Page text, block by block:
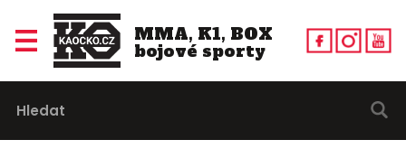
MMA, K1, BOX
bojové sporty